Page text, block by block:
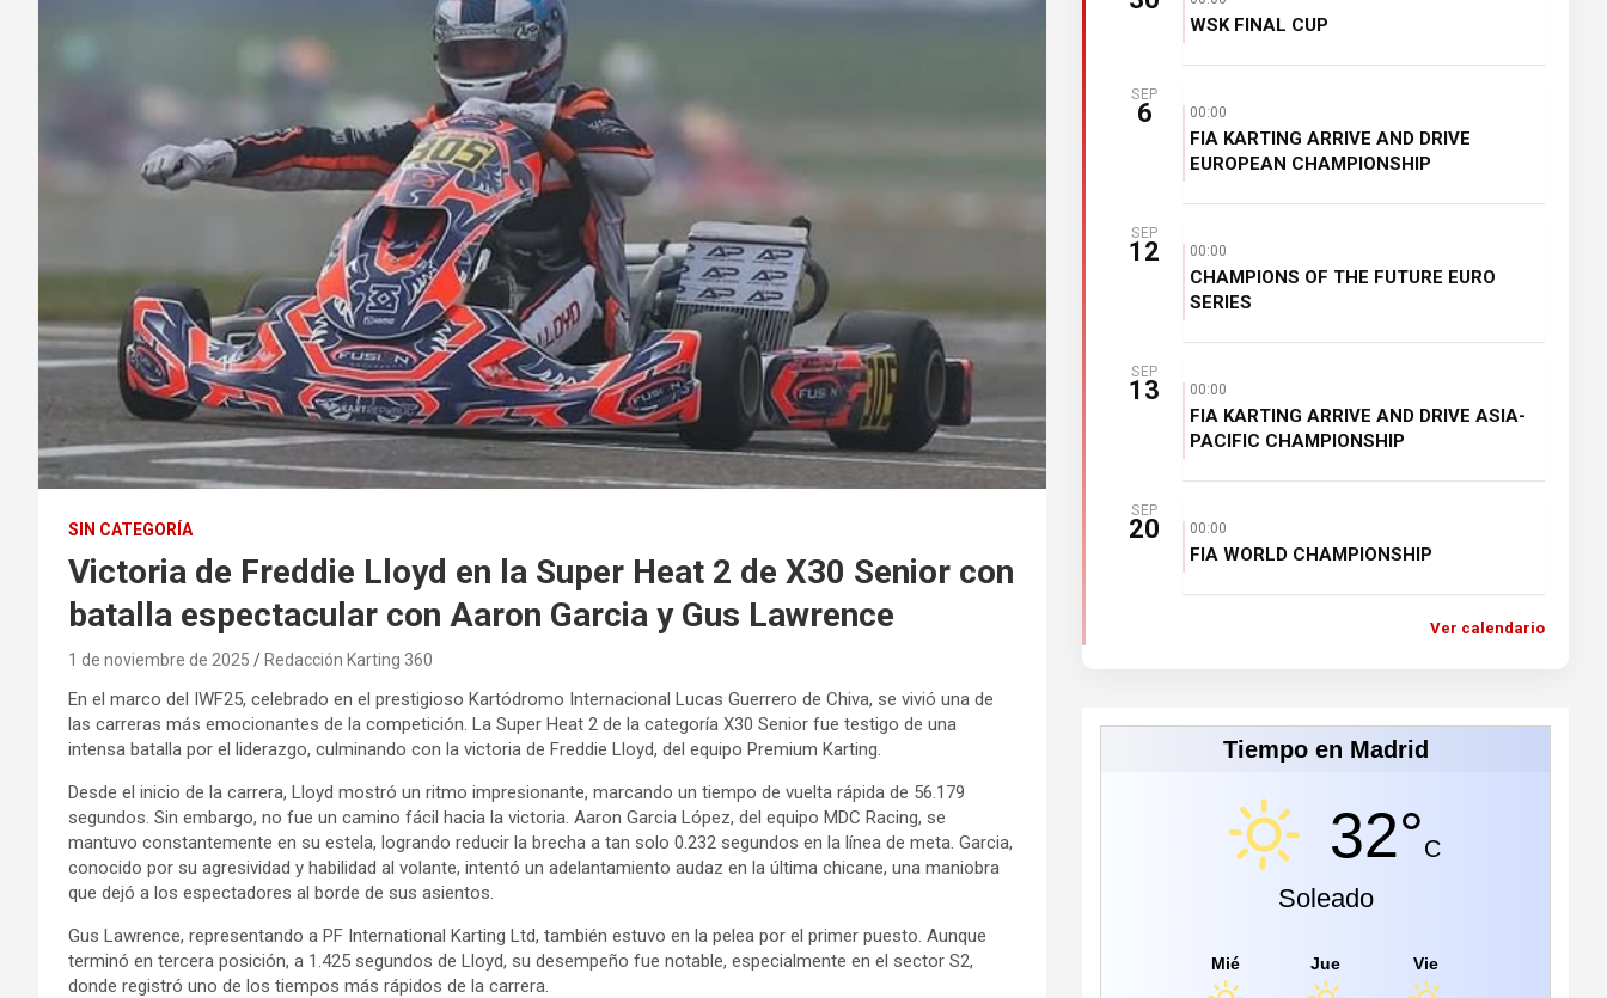
SIN CATEGORÍA
Victoria de Freddie Lloyd en la Super Heat 2 de X30 Senior con
batalla espectacular con Aaron Garcia y Gus Lawrence
1 de noviembre de 2025 Redacción Karting 360
En el marco del IWF25, celebrado en el prestigioso Kartódromo Internacional Lucas Guerrero de Chiva, se vivió una de
las carreras más emocionantes de la competición. La Super Heat 2 de la categoría X30 Senior fue testigo de una
intensa batalla por el liderazgo, culminando con la victoria de Freddie Lloyd, del equipo Premium Karting.
Desde el inicio de la carrera, Lloyd mostró un ritmo impresionante, marcando un tiempo de vuelta rápida de 56.179
segundos. Sin embargo, no fue un camino fácil hacia la victoria. Aaron Garcia López, del equipo MDC Racing, se
mantuvo constantemente en su estela, logrando reducir la brecha a tan solo 0.232 segundos en la línea de meta. Garcia,
conocido por su agresividad y habilidad al volante, intentó un adelantamiento audaz en la última chicane, una maniobra
que dejó a los espectadores al borde de sus asientos.
Gus Lawrence, representando a PF International Karting Ltd, también estuvo en la pelea por el primer puesto. Aunque
terminó en tercera posición, a 1.425 segundos de Lloyd, su desempeño fue notable, especialmente en el sector S2,
donde registró uno de los tiempos más rápidos de la carrera.
WSK FINAL CUP
SEP
6 00:00
FIA KARTING ARRIVE AND DRIVE
EUROPEAN CHAMPIONSHIP
SEP
12 00:00
CHAMPIONS OF THE FUTURE EURO
SERIES
SEP
13 00:00
FIA KARTING ARRIVE AND DRIVE ASIA-
PACIFIC CHAMPIONSHIP
SEP
20 00:00
FIA WORLD CHAMPIONSHIP
Ver calendario
Tiempo en Madrid
32°C
Soleado
Mié Jue Vie